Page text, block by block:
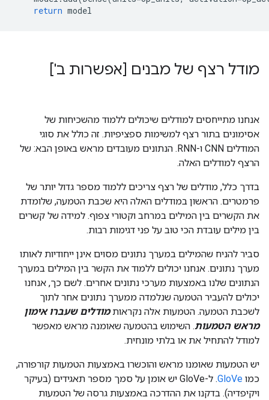
return model
מודל רצף של מבנים [אפשרות ב']
אנחנו מתייחסים למודלים שיכולים ללמוד מהשכיחות של
אסימונים בתור רצף למשימות ספציפיות. זה כולל את סוגי
המודלים CNN ו-RNN. הנתונים מעובדים מראש באופן הבא: של
הרצף למודלים האלה.
בדרך כלל, מודלים של רצף צריכים ללמוד מספר גדול יותר של
פרמטרים. הראשון במודלים האלה היא שכבת הטמעה, שלומדת
את הקשרים בין המילים במרחב וקטורי צפוף. למידה של קשרים
בין מילים עובדת הכי טוב על פני דגימות רבות.
סביר להניח שהמילים במערך נתונים מסוים אינן ייחודיות לאותו
מערך נתונים. אנחנו יכולים ללמוד את הקשר בין המילים במערך
הנתונים שלנו באמצעות מערכי נתונים אחרים. לשם כך, אנחנו
יכולים להעביר הטמעה שנלמדה ממערך נתונים אחר לתוך
לשכבת הטמעה. הטמעות אלה נקראותמודלים שעברו אימון
מראש הטמעות. השימוש בהטמעה שאומנה מראש מאפשר
למודל להתחיל את או בלתי מונחית.
יש הטמעות שאומנו מראש והוכשרו באמצעות הטמעות קורפורה,
כמו GloVe
. ל-GloVe יש אומן על סמך מספר תאגידים (בעיקר
ויקיפדיה). בדקנו את ההדרכה באמצעות גרסה של הטמעות